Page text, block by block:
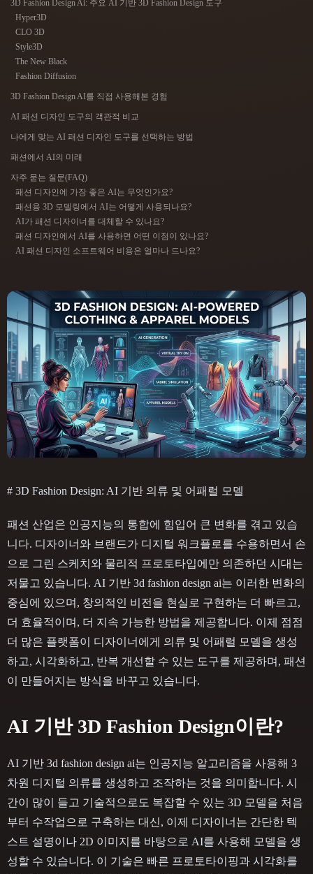
VR/AR
Character
Engineering
플러그인
Blender Unity
Godot
ComfyUI
스타일
Fantasy Flat Gothic Hand-Painted
Industrial Isometric Low Poly Medieval
Minimalist Modern Organic Photorealistic
Pixel Art Realistic Retro Stylized
Voxel
3D Fashion Design Ai: 주요 AI 기반 3D Fashion Design 도구
Hyper3D
CLO 3D
Style3D
The New Black
Fashion Diffusion
3D Fashion Design AI를 직접 사용해본 경험
AI 패션 디자인 도구의 객관적 비교
나에게 맞는 AI 패션 디자인 도구를 선택하는 방법
패션에서 AI의 미래
자주 묻는 질문(FAQ)
패션 디자인에 가장 좋은 AI는 무엇인가요?
패션용 3D 모델링에서 AI는 어떻게 사용되나요?
AI가 패션 디자이너를 대체할 수 있나요?
패션 디자인에서 AI를 사용하면 어떤 이점이 있나요?
AI 패션 디자인 소프트웨어 비용은 얼마나 드나요?
# 3D Fashion Design: AI 기반 의류 및 어패럴 모델
패션 산업은 인공지능의 통합에 힘입어 큰 변화를 겪고 있습
니다. 디자이너와 브랜드가 디지털 워크플로를 수용하면서 손
으로 그린 스케치와 물리적 프로토타입에만 의존하던 시대는
저물고 있습니다. AI 기반 3d fashion design ai는 이러한 변화의
중심에 있으며, 창의적인 비전을 현실로 구현하는 더 빠르고,
더 효율적이며, 더 지속 가능한 방법을 제공합니다. 이제 점점
더 많은 플랫폼이 디자이너에게 의류 및 어패럴 모델을 생성
하고, 시각화하고, 반복 개선할 수 있는 도구를 제공하며, 패션
이 만들어지는 방식을 바꾸고 있습니다.
AI 기반 3D Fashion Design이란?
AI 기반 3d fashion design ai는 인공지능 알고리즘을 사용해 3
차원 디지털 의류를 생성하고 조작하는 것을 의미합니다. 시
간이 많이 들고 기술적으로도 복잡할 수 있는 3D 모델을 처음
부터 수작업으로 구축하는 대신, 이제 디자이너는 간단한 텍
스트 설명이나 2D 이미지를 바탕으로 AI를 사용해 모델을 생
성할 수 있습니다. 이 기술은 빠른 프로토타이핑과 시각화를